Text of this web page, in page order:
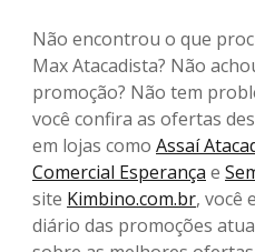
Não encontrou o que
Max Atacadista? Não
promoção? Não tem
você confira as ofertas
em lojas como Assaí
Comercial Esperança e
site Kimbino.com.br, você
diário das promoções